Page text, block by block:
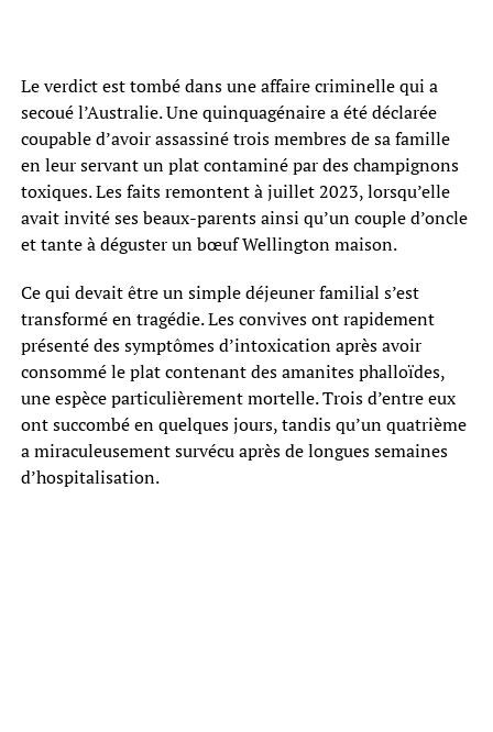
Le verdict est tombé dans une affaire criminelle qui a
secoué l’Australie. Une quinquagénaire a été déclarée
coupable d’avoir assassiné trois membres de sa famille
en leur servant un plat contaminé par des champignons
toxiques. Les faits remontent à juillet 2023, lorsqu’elle
avait invité ses beaux-parents ainsi qu’un couple d’oncle
et tante à déguster un bœuf Wellington maison.
Ce qui devait être un simple déjeuner familial s’est
transformé en tragédie. Les convives ont rapidement
présenté des symptômes d’intoxication après avoir
consommé le plat contenant des amanites phalloïdes,
une espèce particulièrement mortelle. Trois d’entre eux
ont succombé en quelques jours, tandis qu’un quatrième
a miraculeusement survécu après de longues semaines
d’hospitalisation.